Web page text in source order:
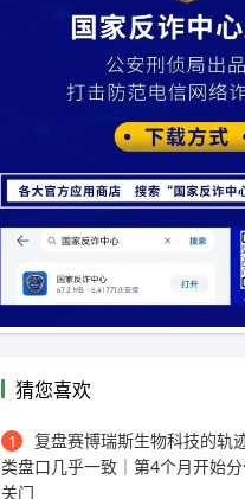
猜您喜欢
1
复盘赛博瑞斯生物科技的轨
类盘口几乎一致｜第4个月开始
关门